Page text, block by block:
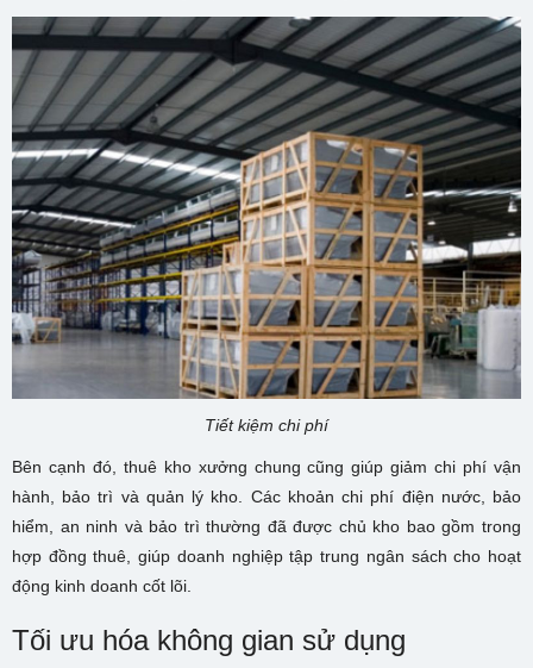
Tiết kiệm chi phí
Bên cạnh đó, thuê kho xưởng chung cũng giúp giảm chi phí vận
hành, bảo trì và quản lý kho. Các khoản chi phí điện nước, bảo
hiểm, an ninh và bảo trì thường đã được chủ kho bao gồm trong
hợp đồng thuê, giúp doanh nghiệp tập trung ngân sách cho hoạt
động kinh doanh cốt lõi.
Tối ưu hóa không gian sử dụng